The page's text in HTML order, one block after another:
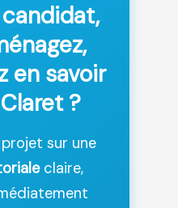
en savoir
?
sur une
claire,